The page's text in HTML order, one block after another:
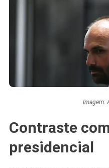
Imagem:
Contraste
presidencial